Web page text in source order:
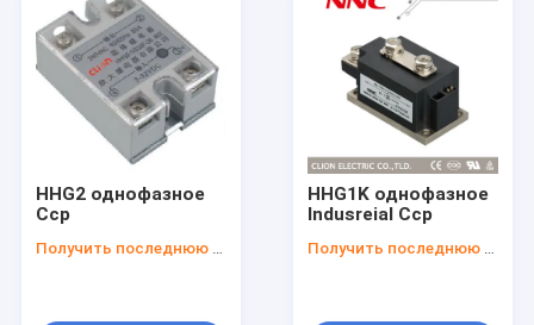
HHG2 однофазное
Сср
Получить последнюю цену
HHG1K однофазное
Indusreial Сср
Получить последнюю цену